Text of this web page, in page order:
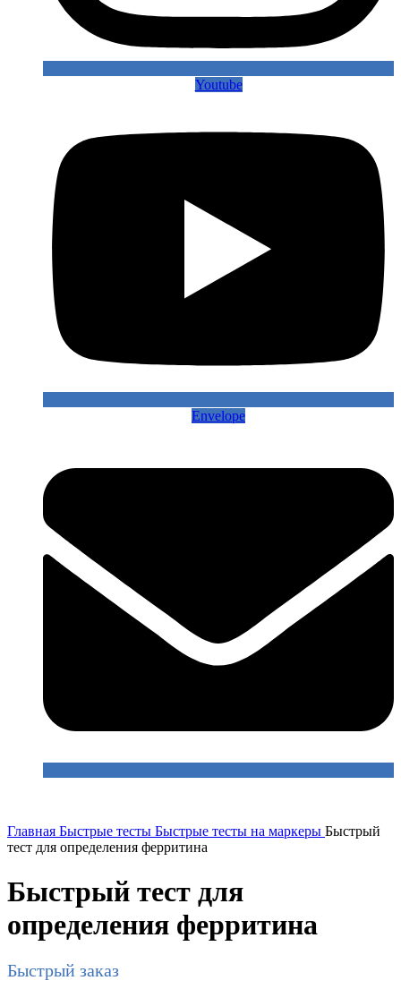
Youtube
Envelope
Главная Быстрые тесты Быстрые тесты на маркеры Быстрый
тест для определения ферритина
Быстрый тест для
определения ферритина
Быстрый заказ